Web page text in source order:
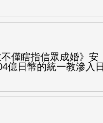
僅瞎指信眾成婚》安
億日幣的統一教滲入日